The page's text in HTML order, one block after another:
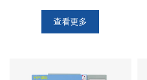
环境条件下贮存和使用的适应
性，适用于学校，工厂，军
造型美观大方，并采用无反作
查看更多